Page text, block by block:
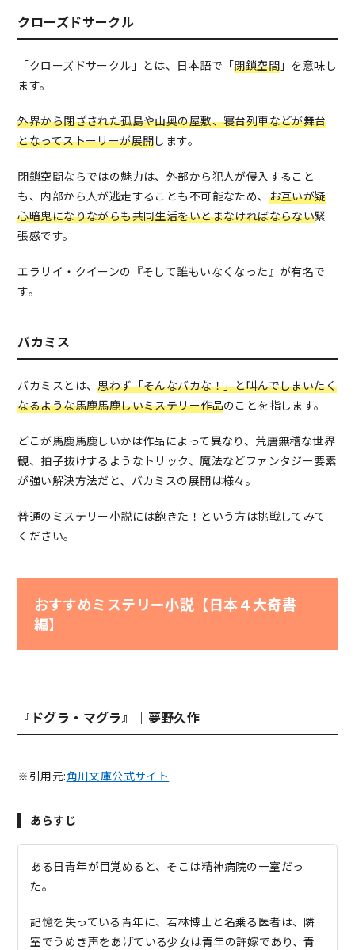
クローズドサークル
「クローズドサークル」とは、日本語で「閉鎖空間 」を意味し
ます。
外界から閉ざされた孤島や山奥の屋敷、寝台列車などが舞台
となってストーリーが展開します。
閉鎖空間ならではの魅力は、外部から犯人が侵入すること
も、内部から人が逃走することも不可能なため、 お互いが疑
心暗鬼になりながらも共同生活をいとまなければならない緊
張感です。
エラリイ・クイーンの『そして誰もいなくなった』が有名で
す。
バカミス
バカミスとは、思わず「そんなバカな！」と叫んでしまいたく
なるような馬鹿馬鹿しいミステリー作品のことを指します。
どこが馬鹿馬鹿しいかは作品によって異なり、荒唐無稽な世界
観、拍子抜けするようなトリック、魔法などファンタジー要素
が強い解決方法だと、バカミスの展開は様々。
普通のミステリー小説には飽きた！という方は挑戦してみて
ください。
おすすめミステリー小説【日本４大奇書
編】
『ドグラ・マグラ』｜夢野久作
※引用元:角川文庫公式サイト
あらすじ
ある日青年が目覚めると、そこは精神病院の一室だっ
た。
記憶を失っている青年に、若林博士と名乗る医者は、隣
室でうめき声をあげている少女は青年の許嫁であり、青